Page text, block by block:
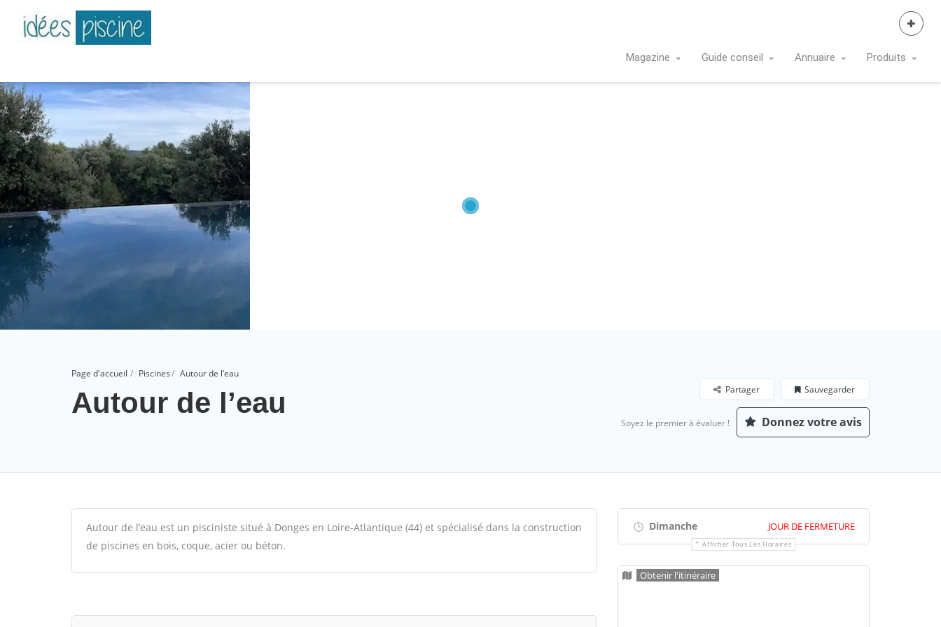
Magazine Guide conseil Annuaire Produits
Page d'accueil Piscines Autour de l’eau
Autour de l’eau Sauvegarder
Partager
Soyez le premier à évaluer ! Donnez votre avis
Autour de l’eau est un pisciniste situé à Donges en Loire-Atlantique (44) et spécialisé dans la construction
de piscines en bois, coque, acier ou béton.
Dimanche JOUR DE FERMETURE
Afficher Tous Les Horaires
Obtenir l'itinéraire